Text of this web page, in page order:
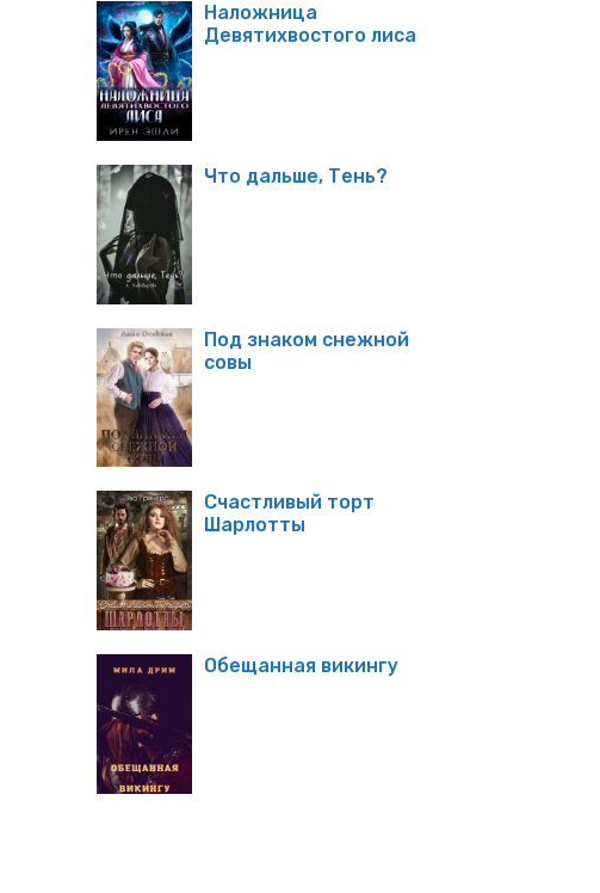
Наложница
Девятихвостого лиса
Что дальше, Тень?
Под знаком снежной
совы
Счастливый торт
Шарлотты
Обещанная викингу